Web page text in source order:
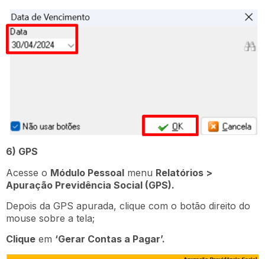
6) GPS
Acesse o Módulo Pessoal menu Relatórios >
Apuração Previdência Social (GPS).
Depois da GPS apurada, clique com o botão direito do
mouse sobre a tela;
Clique em ‘Gerar Contas a Pagar’.